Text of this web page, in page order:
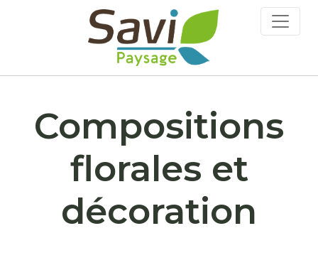
Compositions
florales et
décoration